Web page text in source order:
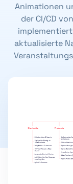
Animationen
der CI/CD
aktualisierte